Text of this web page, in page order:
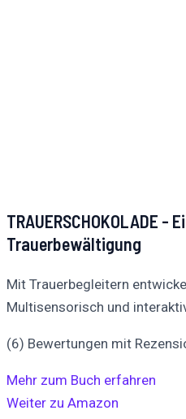
TRAUERSCHOKOLADE -
Trauerbewältigung
Mit Trauerbegleitern
Multisensorisch und
(6) Bewertungen mit
Mehr zum Buch erfahren
Weiter zu Amazon